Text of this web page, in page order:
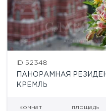
ID 52348
ПАНОРАМНАЯ
КРЕМЛЬ
комнат площадь